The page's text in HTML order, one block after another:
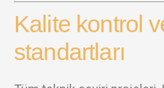
Kalite kontrol
standartları